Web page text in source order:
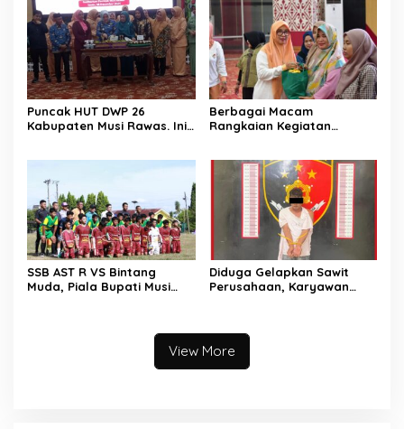
Jayaloka
Puncak HUT DWP 26
Kabupaten Musi Rawas. Ini
Berbagai Macam
Rangkaian Kegiatan
Musi Rawas.
SSB AST R VS Bintang
Muda, Piala Bupati Musi
Diduga Gelapkan Sawit
Perusahaan, Karyawan
View More